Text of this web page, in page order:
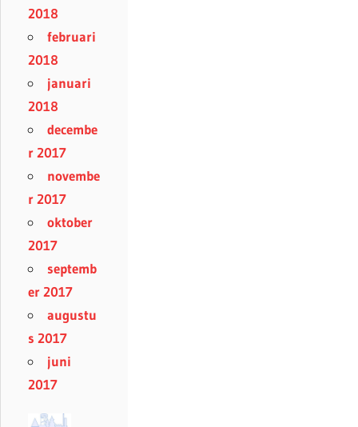
2018
februari
2018
januari
2018
decembe
r 2017
novembe
r 2017
oktober
2017
septemb
er 2017
augustu
s 2017
juni
2017